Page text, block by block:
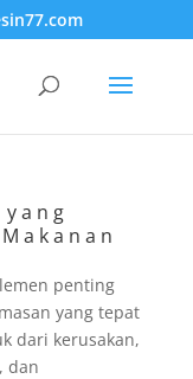
penting
yang tepat
dari kerusakan,
dan